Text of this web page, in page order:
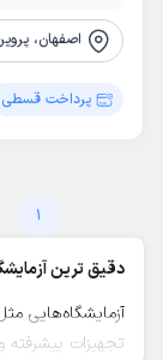
پرداخت قسطی
1
دقیق ترین
آزمایشگاه‌هایی
تجهیزات